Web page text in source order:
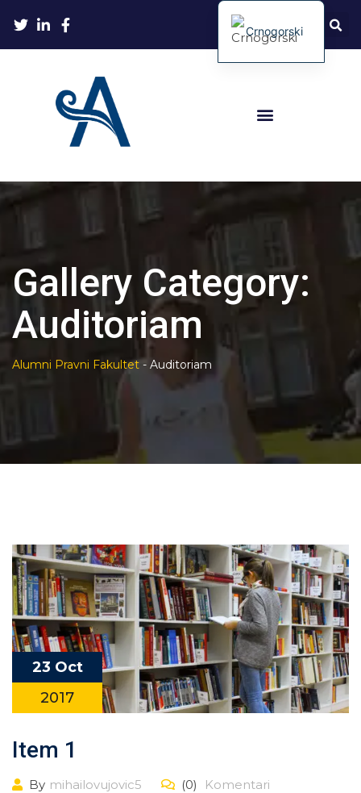
Gallery Category:
Auditoriam
Alumni Pravni Fakultet - Auditoriam
23 Oct
2017
Item 1
By mihailovujovic5 (0) Komentari
Crnogorski